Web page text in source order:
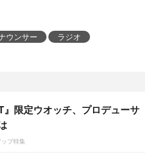
ウンサー
ラジオ
』限定ウオッチ、プロデューサ
プ特集